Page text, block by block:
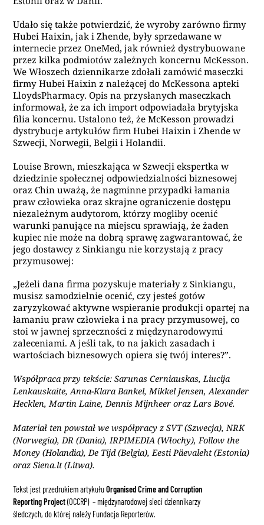
Udało się także potwierdzić, że wyroby zarówno firmy
Hubei Haixin, jak i Zhende, były sprzedawane w
internecie przez OneMed, jak również dystrybuowane
przez kilka podmiotów zależnych koncernu McKesson.
We Włoszech dziennikarze zdołali zamówić maseczki
firmy Hubei Haixin z należącej do McKessona apteki
LloydsPharmacy. Opis na przysłanych maseczkach
informował, że za ich import odpowiadała brytyjska
filia koncernu. Ustalono też, że McKesson prowadzi
dystrybucje artykułów firm Hubei Haixin i Zhende w
Szwecji, Norwegii, Belgii i Holandii.
Louise Brown, mieszkająca w Szwecji ekspertka w
dziedzinie społecznej odpowiedzialności biznesowej
oraz Chin uważą, że nagminne przypadki łamania
praw człowieka oraz skrajne ograniczenie dostępu
niezależnym audytorom, którzy mogliby ocenić
warunki panujące na miejscu sprawiają, że żaden
kupiec nie może na dobrą sprawę zagwarantować, że
jego dostawcy z Sinkiangu nie korzystają z pracy
przymusowej:
„Jeżeli dana firma pozyskuje materiały z Sinkiangu,
musisz samodzielnie ocenić, czy jesteś gotów
zaryzykować aktywne wspieranie produkcji opartej na
łamaniu praw człowieka i na pracy przymusowej, co
stoi w jawnej sprzeczności z międzynarodowymi
zaleceniami. A jeśli tak, to na jakich zasadach i
wartościach biznesowych opiera się twój interes?”.
Współpraca przy tekście: Sarunas Cerniauskas, Liucija
Lenkauskaite, Anna-Klara Bankel, Mikkel Jensen, Alexander
Hecklen, Martin Laine, Dennis Mijnheer oraz Lars Bové.
Materiał ten powstał we współpracy z SVT (Szwecja), NRK
(Norwegia), DR (Dania), IRPIMEDIA (Włochy), Follow the
Money (Holandia), De Tijd (Belgia), Eesti Päevaleht (Estonia)
oraz Siena.lt (Litwa).
Tekst jest przedrukiem artykułuOrganised Crime and Corruption
Reporting Project(OCCRP) –międzynarodowej sieci dziennikarzy
śledczych, do której należy Fundacja Reporterów.